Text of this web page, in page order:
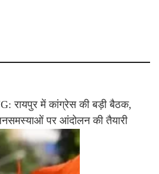
रायपुर में कांग्रेस की बड़ी बैठक,
पर आंदोलन की तैयारी